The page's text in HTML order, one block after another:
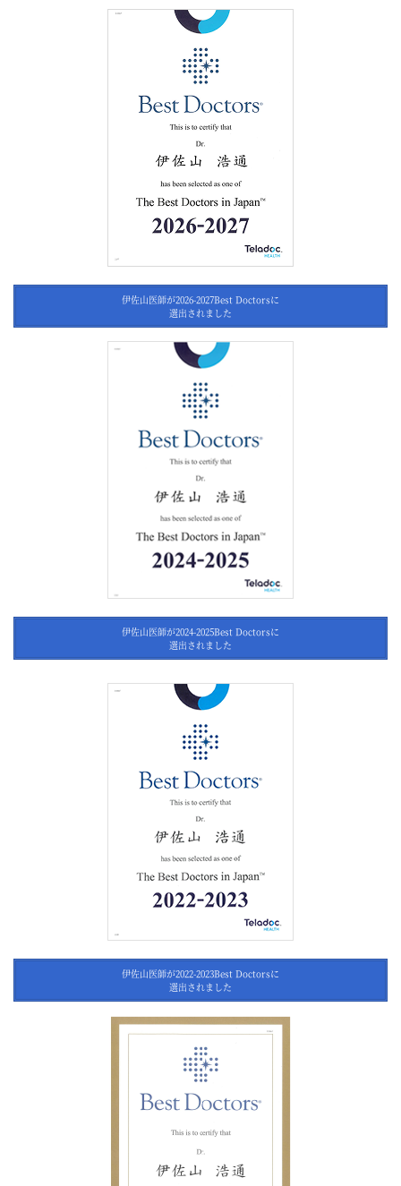
伊佐山医師が2026-2027Best Doctorsに
選出されました
伊佐山医師が2024-2025Best Doctorsに
選出されました
伊佐山医師が2022-2023Best Doctorsに
選出されました